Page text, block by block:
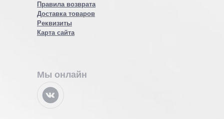
Правила возврата
Доставка товаров
Реквизиты
Карта сайта
Мы онлайн